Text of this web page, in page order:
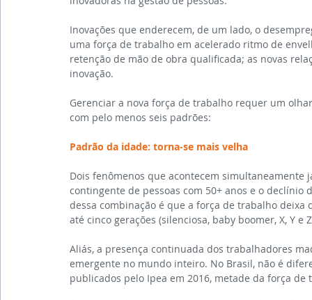
Inovações que enderecem, de um lado, o
uma força de trabalho em acelerado ritmo de
retenção de mão de obra qualificada; as novas
inovação.
Gerenciar a nova força de trabalho requer um
com pelo menos seis padrões:
Padrão da idade: torna-se mais velha
Dois fenômenos que acontecem
contingente de pessoas com 50+ anos e o
dessa combinação é que a força de trabalho
até cinco gerações (silenciosa, baby boomer, X, Y
Aliás, a presença continuada dos trabalhadores
emergente no mundo inteiro. No Brasil, não é
publicados pelo Ipea em 2016, metade da força